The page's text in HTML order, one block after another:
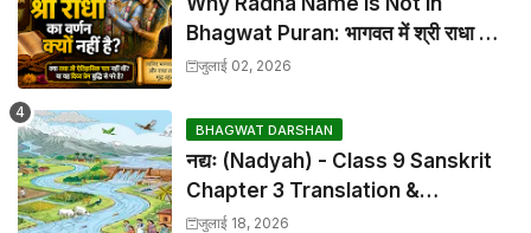
Bhagwat Puran: भागवत में श्री राधा का
वर्णन क्यों नहीं है?
जुलाई 02, 2026
BHAGWAT DARSHAN
नद्यः (Nadyah) - Class 9 Sanskrit
Chapter 3 Translation &
Solutions
जुलाई 18, 2026